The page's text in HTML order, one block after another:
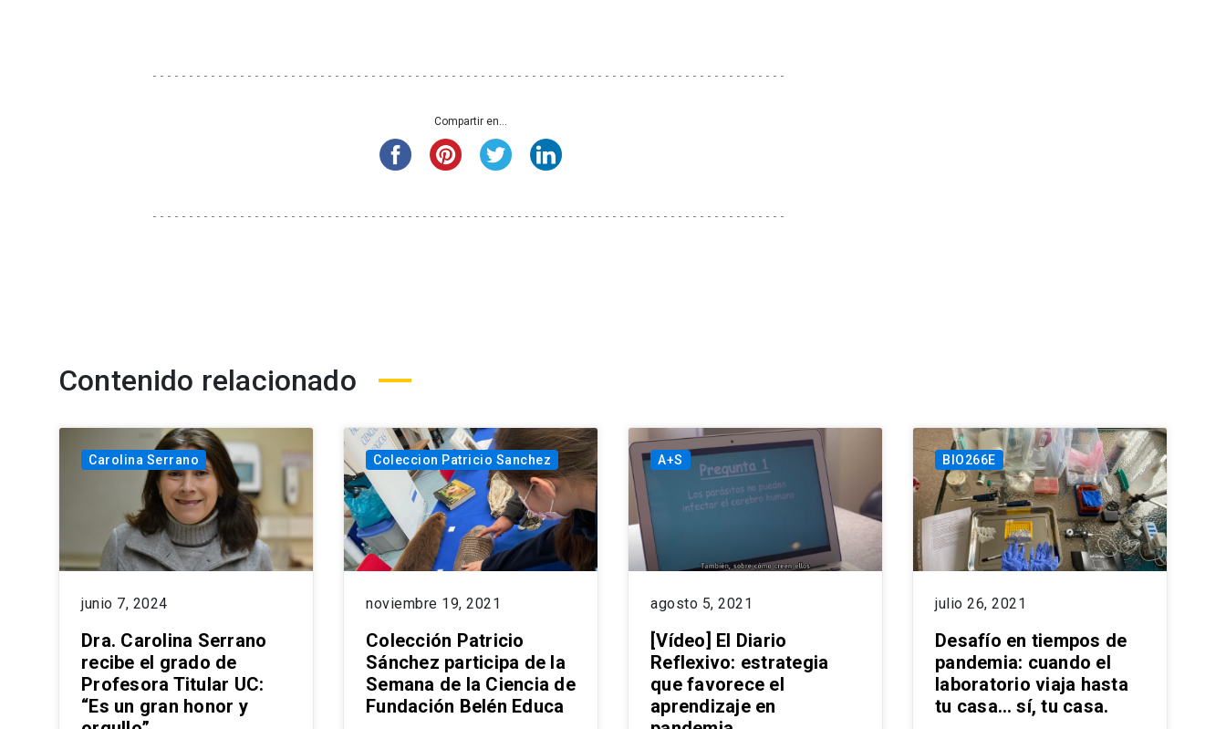
Compartir en...
Contenido relacionado
Carolina Serrano
junio 7, 2024
Dra. Carolina Serrano
recibe el grado de
Profesora Titular UC:
“Es un gran honor y
Coleccion Patricio Sanchez
noviembre 19, 2021
Colección Patricio
Sánchez participa de la
Semana de la Ciencia de
Fundación Belén Educa
A+S
agosto 5, 2021
[Vídeo] El Diario
Reflexivo: estrategia
que favorece el
aprendizaje en
BIO266E
julio 26, 2021
Desafío en tiempos de
pandemia: cuando el
laboratorio viaja hasta
tu casa… sí, tu casa.